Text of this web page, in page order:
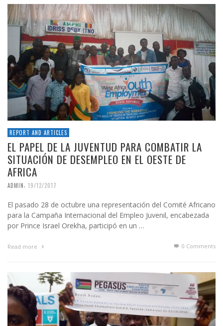
REPORT AND ARTICLES
EL PAPEL DE LA JUVENTUD PARA COMBATIR LA
SITUACIÓN DE DESEMPLEO EN EL OESTE DE
AFRICA
ADMIN, 19/12/2017
El pasado 28 de octubre una representación del Comité Africano
para la Campaña Internacional del Empleo Juvenil, encabezada
por Prince Israel Orekha, participó en un …
Read more 0 Comments